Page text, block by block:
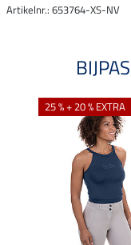
Artikelnr.: 653764-XS-NV
25 % + 20 % EXTRA